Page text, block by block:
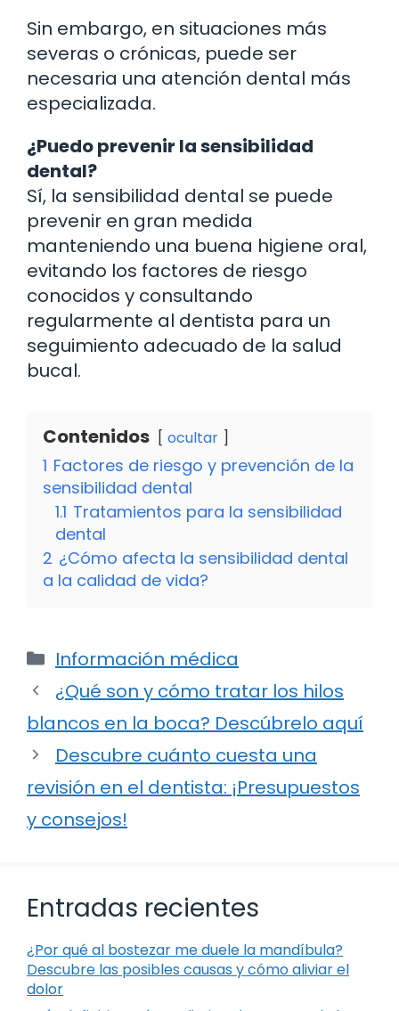
Sin embargo, en situaciones más
severas o crónicas, puede ser
necesaria una atención dental más
especializada.
¿Puedo prevenir la sensibilidad
dental?
Sí, la sensibilidad dental se puede
prevenir en gran medida
manteniendo una buena higiene oral,
evitando los factores de riesgo
conocidos y consultando
regularmente al dentista para un
seguimiento adecuado de la salud
bucal.
Contenidos ocultar
1 Factores de riesgo y prevención de la
sensibilidad dental
1.1 Tratamientos para la sensibilidad
dental
2 ¿Cómo afecta la sensibilidad dental
a la calidad de vida?
Categorías
Información médica
¿Qué son y cómo tratar los hilos
blancos en la boca? Descúbrelo aquí
Descubre cuánto cuesta una
revisión en el dentista: ¡Presupuestos
y consejos!
Entradas recientes
¿Por qué al bostezar me duele la mandíbula?
Descubre las posibles causas y cómo aliviar el
dolor